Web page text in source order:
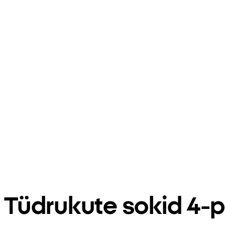
Tüdrukute sokid 4-